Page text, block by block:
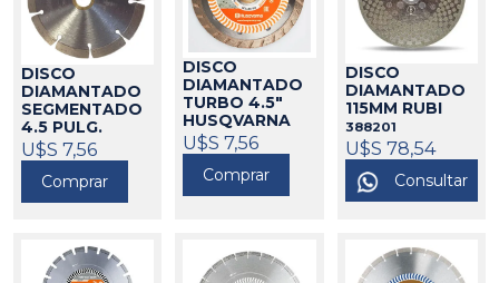
DISCO
DIAMANTADO
SEGMENTADO
4.5 PULG.
HUSQVARNA
588012
U$S 7,56
Comprar
DISCO
DIAMANTADO
TURBO 4.5"
HUSQVARNA
588014
U$S 7,56
Comprar
DISCO
DIAMANTADO
115MM RUBI
388201
U$S 78,54
Consultar